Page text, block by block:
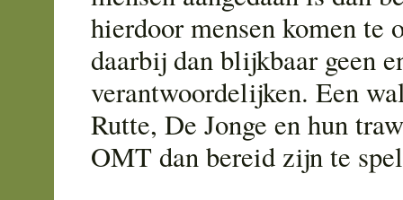
hierdoor mensen komen te
daarbij dan blijkbaar geen
verantwoordelijken. Een
Rutte, De Jonge en hun
OMT dan bereid zijn te